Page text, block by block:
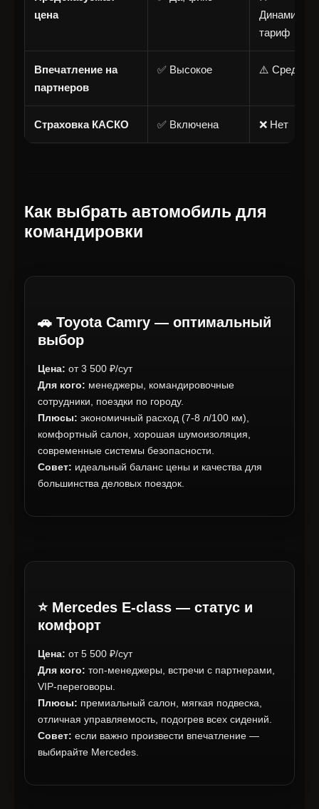
цена
тариф
Впечатление на
партнеров
✅ Высокое ⚠️ Среднее
Страховка КАСКО ✅ Включена ❌ Нет
Как выбрать автомобиль для
командировки
🚗 Toyota Camry — оптимальный
выбор
Цена: от 3 500 ₽/сут
Для кого: менеджеры, командировочные
сотрудники, поездки по городу.
Плюсы: экономичный расход (7-8 л/100 км),
комфортный салон, хорошая шумоизоляция,
современные системы безопасности.
Совет: идеальный баланс цены и качества для
большинства деловых поездок.
⭐ Mercedes E-class — статус и
комфорт
Цена: от 5 500 ₽/сут
Для кого: топ-менеджеры, встречи с партнерами,
VIP-переговоры.
Плюсы: премиальный салон, мягкая подвеска,
отличная управляемость, подогрев всех сидений.
Совет: если важно произвести впечатление —
выбирайте Mercedes.